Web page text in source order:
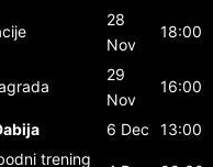
28
Nov
18:00
29
Nov
16:00
6 Dec
13:00
trening